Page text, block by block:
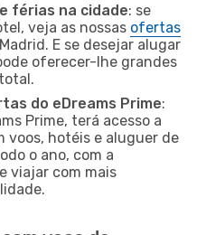
férias na cidade: se
veja as nossas ofertas
E se desejar alugar
oferecer-lhe grandes
do eDreams Prime:
Prime, terá acesso a
voos, hotéis e aluguer de
o ano, com a
viajar com mais